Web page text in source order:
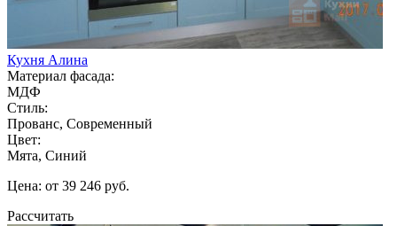
Кухня Алина
Материал фасада:
МДФ
Стиль:
Прованс, Современный
Цвет:
Мята, Синий
Цена: от 39 246 руб.
Рассчитать